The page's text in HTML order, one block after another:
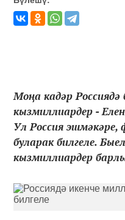
Моңа кадәр
кызмиллиардер -
Ул Россия
буларак билгеле.
кызмиллиардер